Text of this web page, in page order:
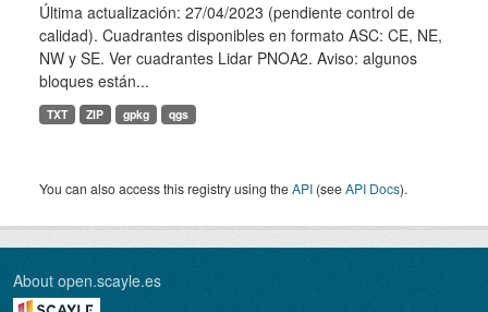
Última actualización: 27/04/2023 (pendiente control de
calidad). Cuadrantes disponibles en formato ASC: CE, NE,
NW y SE. Ver cuadrantes Lidar PNOA2. Aviso: algunos
bloques están...
TXT ZIP gpkg qgs
You can also access this registry using theAPI (seeAPI Docs).
About open.scayle.es